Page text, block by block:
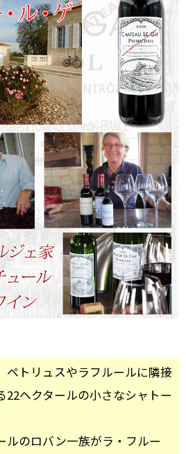
ペトリュスやラフルールに隣接
22ヘクタールの小さなシャトー
ルのロバン一族がラ・フルー